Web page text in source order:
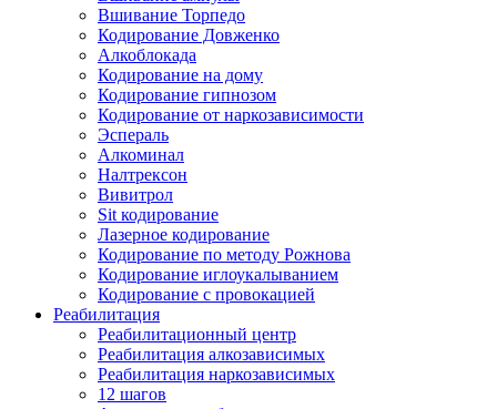
Вшивание Торпедо
Кодирование Довженко
Алкоблокада
Кодирование на дому
Кодирование гипнозом
Кодирование от наркозависимости
Эспераль
Алкоминал
Налтрексон
Вивитрол
Sit кодирование
Лазерное кодирование
Кодирование по методу Рожнова
Кодирование иглоукалыванием
Кодирование с провокацией
Реабилитация
Реабилитационный центр
Реабилитация алкозависимых
Реабилитация наркозависимых
12 шагов